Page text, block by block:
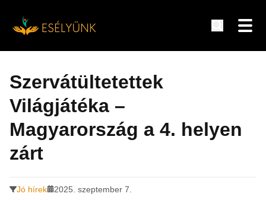
tartalomra
Szervátültetettek
Világjátéka –
Magyarország a 4. helyen
zárt
Jó hírek 2025. szeptember 7.